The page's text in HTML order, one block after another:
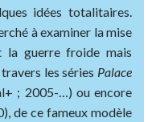
idées totalitaires.
à examiner la mise
la guerre froide mais
les séries Palace
; 2005-…) ou encore
de ce fameux modèle